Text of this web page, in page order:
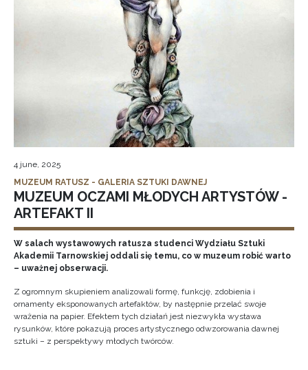
4 june, 2025
MUZEUM RATUSZ - GALERIA SZTUKI DAWNEJ
MUZEUM OCZAMI MŁODYCH ARTYSTÓW -
ARTEFAKT II
W salach wystawowych ratusza studenci Wydziału Sztuki
Akademii Tarnowskiej oddali się temu, co w muzeum robić warto
– uważnej obserwacji.
Z ogromnym skupieniem analizowali formę, funkcję, zdobienia i
ornamenty eksponowanych artefaktów, by następnie przelać swoje
wrażenia na papier. Efektem tych działań jest niezwykła wystawa
rysunków, które pokazują proces artystycznego odwzorowania dawnej
sztuki – z perspektywy młodych twórców.